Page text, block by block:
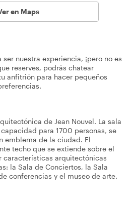
en Maps
nuestra experiencia, ¡pero no es
reserves, podrás chatear
anfitrión para hacer pequeños
de Jean Nouvel. La sala
para 1700 personas, se
emblema de la ciudad. El
techo que se extiende sobre el
características arquitectónicas
la Sala de Conciertos, la Sala
conferencias y el museo de arte.